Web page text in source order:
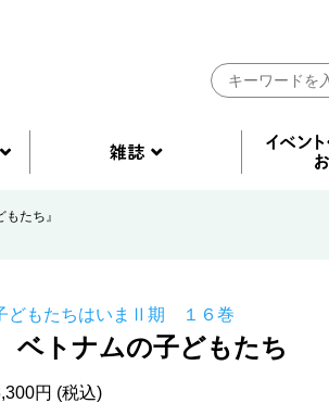
たち』
どもたちはいまⅡ期 １６巻
ベトナムの子どもたち
円 (税込)